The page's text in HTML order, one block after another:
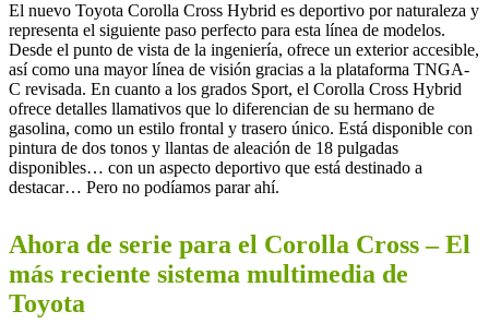
El nuevo Toyota Corolla Cross Hybrid es deportivo por naturaleza y
representa el siguiente paso perfecto para esta línea de modelos.
Desde el punto de vista de la ingeniería, ofrece un exterior accesible,
así como una mayor línea de visión gracias a la plataforma TNGA-
C revisada. En cuanto a los grados Sport, el Corolla Cross Hybrid
ofrece detalles llamativos que lo diferencian de su hermano de
gasolina, como un estilo frontal y trasero único. Está disponible con
pintura de dos tonos y llantas de aleación de 18 pulgadas
disponibles… con un aspecto deportivo que está destinado a
destacar… Pero no podíamos parar ahí.
Ahora de serie para el Corolla Cross – El
más reciente sistema multimedia de
Toyota